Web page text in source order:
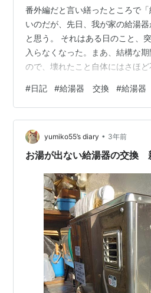
番外編だと言い繕ったところで
いのだが、先日、我が家の給湯
と思う。 それはある日のこと、
入らなくなった。まあ、結構な
ので、壊れたこと自体にはさほ
がに参った（そういう意味では、
さんは、本当にご苦労されてい
る。非力ながらもせめて１日も
だ）。 さて、そんなキビシー状
所のスポーツジムに入会してい
#日記 #給湯器 交換 #給湯
yumiko55’s diary • 3年前
お湯が出ない給湯器の交換